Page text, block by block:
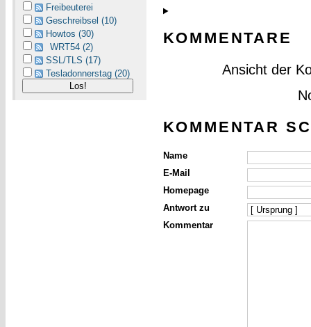
Freibeuterei
Geschreibsel (10)
Howtos (30)
WRT54 (2)
SSL/TLS (17)
Tesladonnerstag (20)
KOMMENTARE
Ansicht der
KOMMENTAR
Name
E-Mail
Homepage
Antwort zu
Kommentar